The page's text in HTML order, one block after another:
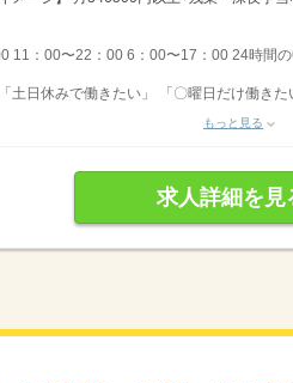
11：00〜22：00 6：00〜17：00 24時間
土日休みで働きたい」 「〇曜日だけ働き
もっと見る
求人詳細を見